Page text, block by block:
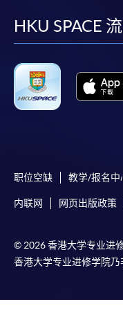
Mastercard卡」）
信用卡持有人。详
4. 网上缴费服务
Mastercard缴付有
付方式之外，如就
参阅报名办法 -网上
HKU SPACE
职位空缺 教学/报名中
内联网 网页出版政策
© 2026 香港大学专业进
香港大学专业进修学院